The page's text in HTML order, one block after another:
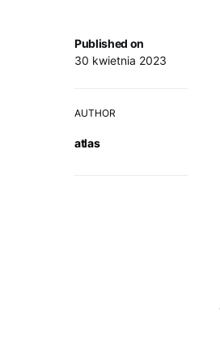
Published on
30 kwietnia 2023
AUTHOR
atlas